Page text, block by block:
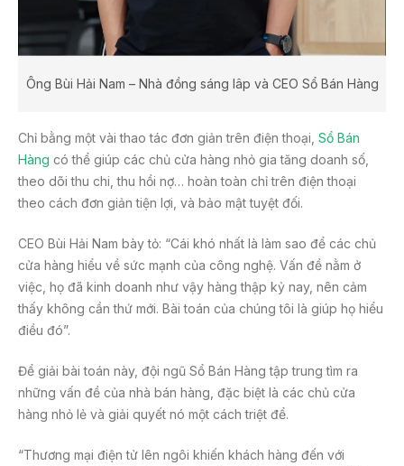
Ông Bùi Hải Nam – Nhà đồng sáng lâp và CEO Sổ Bán Hàng
Chỉ bằng một vài thao tác đơn giản trên điện thoại, Sổ Bán
Hàng có thể giúp các chủ cửa hàng nhỏ gia tăng doanh số,
theo dõi thu chi, thu hồi nợ… hoàn toàn chỉ trên điện thoại
theo cách đơn giản tiện lợi, và bảo mật tuyệt đối.
CEO Bùi Hải Nam bày tỏ: “Cái khó nhất là làm sao để các chủ
cửa hàng hiểu về sức mạnh của công nghệ. Vấn đề nằm ở
việc, họ đã kinh doanh như vậy hàng thập kỷ nay, nên cảm
thấy không cần thứ mới. Bài toán của chúng tôi là giúp họ hiểu
điều đó”.
Để giải bài toán này, đội ngũ Sổ Bán Hàng tập trung tìm ra
những vấn đề của nhà bán hàng, đặc biệt là các chủ cửa
hàng nhỏ lẻ và giải quyết nó một cách triệt để.
“Thương mại điện tử lên ngôi khiến khách hàng đến với